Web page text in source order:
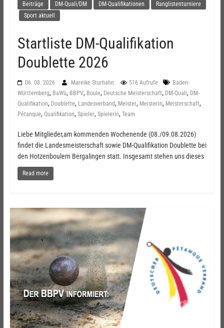
Beiträge DM-Quali/DM DM-Qualifikationen
Ranglistenturniere
Sport aktuell
Startliste DM-Qualifikation
Doublette 2026
06. 08. 2026 Mareike Sturhahn 516 Aufrufe
Baden-
Württemberg, BaWü, BBPV, Boule, Deutsche Meisterschaft, DM-Quali, DM-
Qualifikation, Doublette, Landesverband, Meister, Meisterin, Meisterschaft,
Pétanque, Qualifikation, Spieler, Spielerin, Team
Liebe Mitglieder,am kommenden Wochenende (08./09.08.2026)
findet die Landesmeisterschaft sowie DM-Qualifikation Doublette bei
den Hotzenboulern Bergalingen statt. Insgesamt stehen uns dieses
Read more